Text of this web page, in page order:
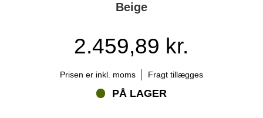
Beige
2.459,89 kr.
Prisen er inkl. moms Fragt tillægges
PÅ LAGER